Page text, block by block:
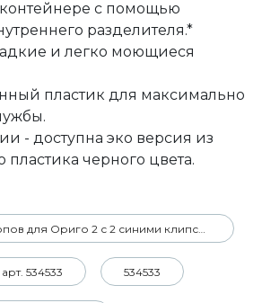
с помощью
разделителя.*
и легко моющиеся
пластик для максимально
- доступна эко версия из
пластика черного цвета.
Контейнер для мопов для Ориго 2 с 2 синими клипсами цветового кодирования
арт. 534533 534533